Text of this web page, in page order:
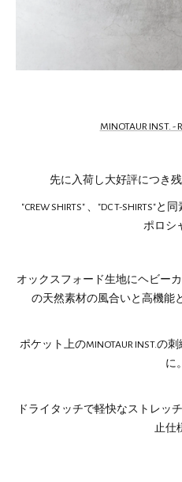
MINOTAUR INST. -
先に入荷し大好評につき
"CREW SHIRTS" 、"DC T-SHIRTS"
ポロシ
オックスフォード生地にヘビー
の天然素材の風合いと高機能
ポケット上のMINOTAUR INST.の
に。
ドライタッチで軽快なストレッ
止仕